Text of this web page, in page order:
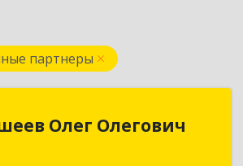
партнеры
Олег Олегович